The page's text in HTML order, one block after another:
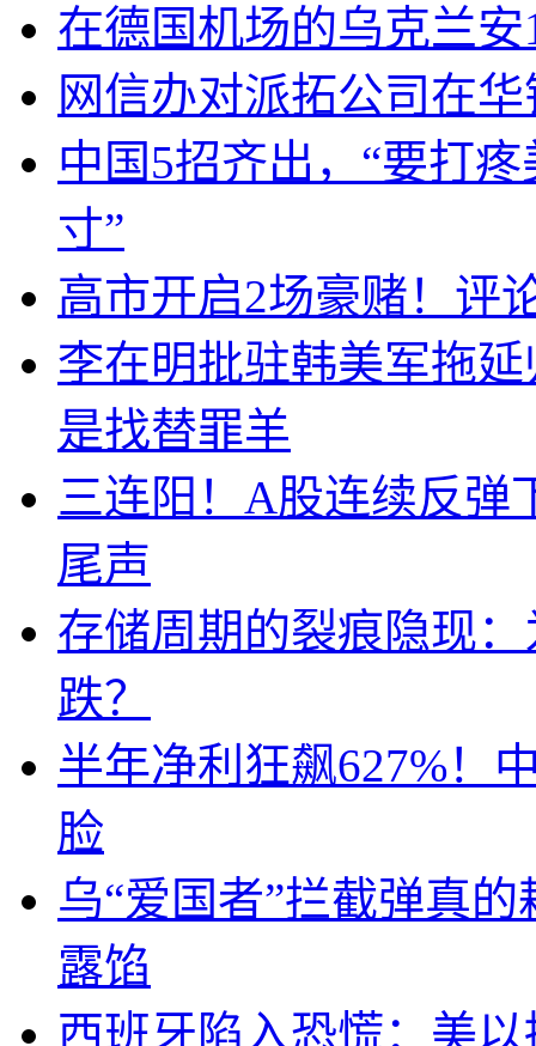
在德国机场的乌克兰
网信办对派拓公司在
中国5招齐出，“要打
寸”
高市开启2场豪赌！评
李在明批驻韩美军拖
是找替罪羊
三连阳！A股连续反弹
尾声
存储周期的裂痕隐现
跌？
半年净利狂飙627%！
脸
乌“爱国者”拦截弹真
露馅
西班牙陷入恐慌：美